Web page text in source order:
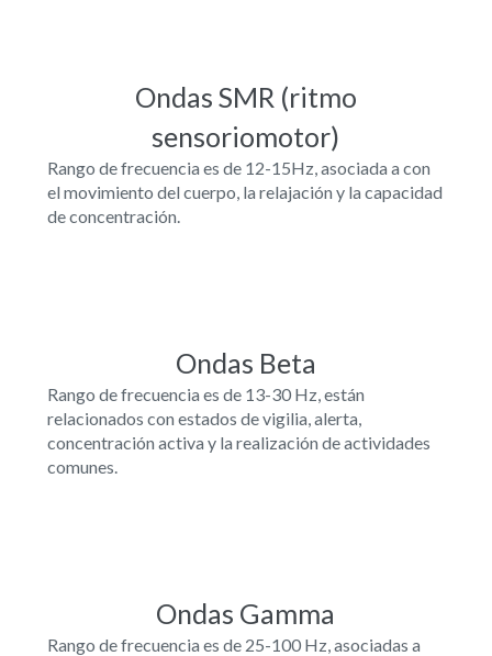
Ondas SMR (ritmo
sensoriomotor)
Rango de frecuencia es de 12-15Hz, asociada a con
el movimiento del cuerpo, la relajación y la capacidad
de concentración.
Ondas Beta
Rango de frecuencia es de 13-30 Hz, están
relacionados con estados de vigilia, alerta,
concentración activa y la realización de actividades
comunes.
Ondas Gamma
Rango de frecuencia es de 25-100 Hz, asociadas a